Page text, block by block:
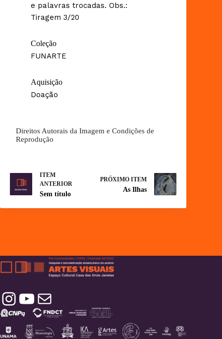
e palavras trocadas. Obs.:
Tiragem 3/20
Coleção
FUNARTE
Aquisição
Doação
Direitos Autorais da Imagem e Condições de
Reprodução
ITEM
ANTERIOR
Sem título
PRÓXIMO ITEM
As Ilhas
Instagram YouTube Contatos